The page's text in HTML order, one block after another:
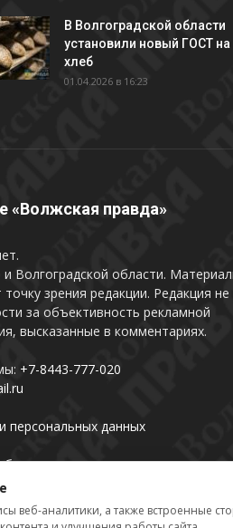
В Волгоградской области
установили новый ГОСТ на
хлеб
01.04.2026 в 16:23
«Волжская правда»
Волгоградской области.
зрения редакции. Редакция не
за объективность рекламной
высказанные в комментариях.
+7-8443-777-020
персональных данных
персональных данных
веб-аналитики, а также встроенные